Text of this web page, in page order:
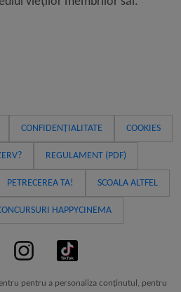
CONFIDENȚIALITATE COOKIES
REGULAMENT (PDF)
PETRECEREA TA! SCOALA ALTFEL
HAPPYCINEMA
pentru a personaliza conținutul, pentru